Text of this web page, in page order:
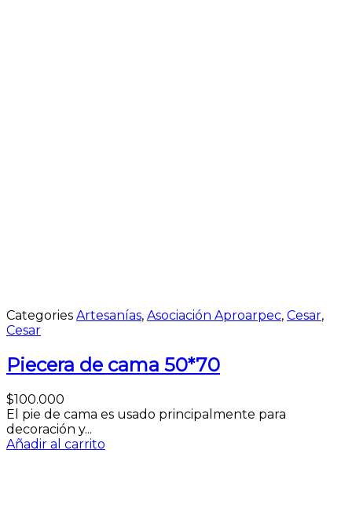
Categories Artesanías, Asociación Aproarpec, Cesar,
Cesar
Piecera de cama 50*70
$100.000
El pie de cama es usado principalmente para
decoración y...
Añadir al carrito